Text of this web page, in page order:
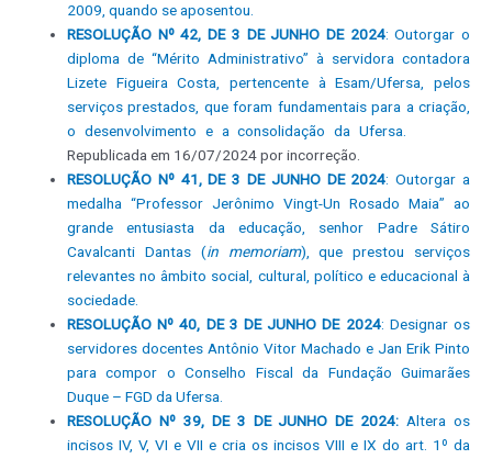
2009, quando se aposentou.
RESOLUÇÃO Nº 42, DE 3 DE JUNHO DE 2024: Outorgar o
diploma de “Mérito Administrativo” à servidora contadora
Lizete Figueira Costa, pertencente à Esam/Ufersa, pelos
serviços prestados, que foram fundamentais para a criação,
o desenvolvimento e a consolidação da Ufersa.
Republicada em 16/07/2024 por incorreção.
RESOLUÇÃO Nº 41, DE 3 DE JUNHO DE 2024: Outorgar a
medalha “Professor Jerônimo Vingt-Un Rosado Maia” ao
grande entusiasta da educação, senhor Padre Sátiro
Cavalcanti Dantas (in memoriam), que prestou serviços
relevantes no âmbito social, cultural, político e educacional à
sociedade.
RESOLUÇÃO Nº 40, DE 3 DE JUNHO DE 2024: Designar os
servidores docentes Antônio Vitor Machado e Jan Erik Pinto
para compor o Conselho Fiscal da Fundação Guimarães
Duque – FGD da Ufersa.
RESOLUÇÃO Nº 39, DE 3 DE JUNHO DE 2024: Altera os
incisos IV, V, VI e VII e cria os incisos VIII e IX do art. 1º da